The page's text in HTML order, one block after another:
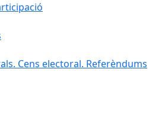
Cens electoral. Referèndums